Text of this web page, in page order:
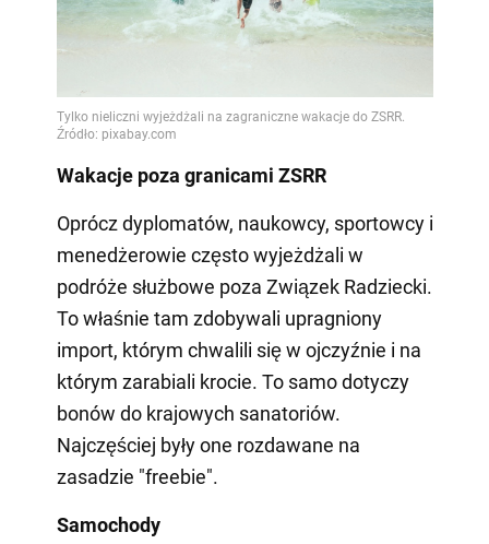
Wakacje poza granicami ZSRR
Oprócz dyplomatów, naukowcy, sportowcy i
menedżerowie często wyjeżdżali w
podróże służbowe poza Związek Radziecki.
To właśnie tam zdobywali upragniony
import, którym chwalili się w ojczyźnie i na
którym zarabiali krocie. To samo dotyczy
bonów do krajowych sanatoriów.
Najczęściej były one rozdawane na
zasadzie "freebie".
Samochody